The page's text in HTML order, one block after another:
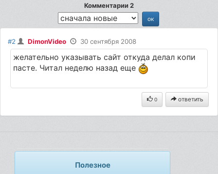
Комментарии 2
#2 DimonVideo 30 сентября 2008
желательно указывать сайт откуда делал копи
пасте. Читал неделю назад еще
0 ответить
Полезное